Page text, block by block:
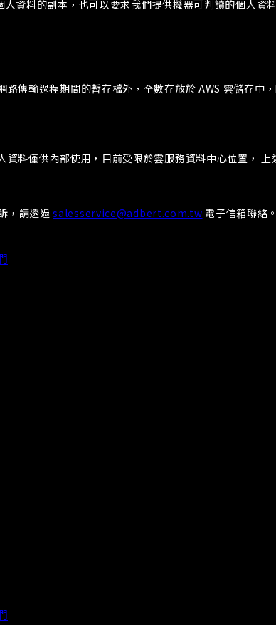
資料的副本，也可以要求我們提供機器可判讀的個人資
傳輸過程期間的暫存檔外，全數存放於 AWS 雲儲存
料僅供內部使用，目前受限於雲服務資料中心位置， 上
，請透過 salesservice@adbert.com.tw 電子信箱聯絡。